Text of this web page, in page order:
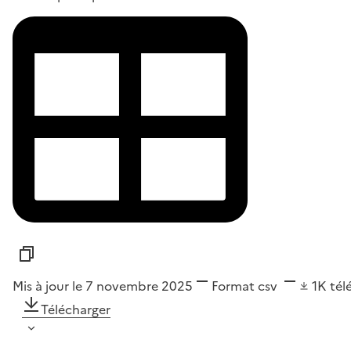
Mis à jour le 7 novembre 2025 Format csv 1K
Télécharger